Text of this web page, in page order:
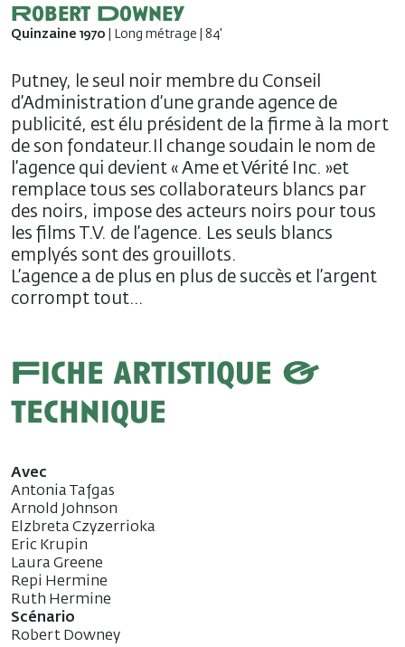
Robert Downey
Quinzaine 1970 | Long métrage | 84'
Putney, le seul noir membre du Conseil
d’Administration d’une grande agence de
publicité, est élu président de la firme à la mort
de son fondateur.Il change soudain le nom de
l’agence qui devient « Ame et Vérité Inc. »et
remplace tous ses collaborateurs blancs par
des noirs, impose des acteurs noirs pour tous
les films T.V. de l’agence. Les seuls blancs
emplyés sont des grouillots.
L’agence a de plus en plus de succès et l’argent
corrompt tout…
Fiche artistique &
technique
Avec
Antonia Tafgas
Arnold Johnson
Elzbreta Czyzerrioka
Eric Krupin
Laura Greene
Repi Hermine
Ruth Hermine
Scénario
Robert Downey